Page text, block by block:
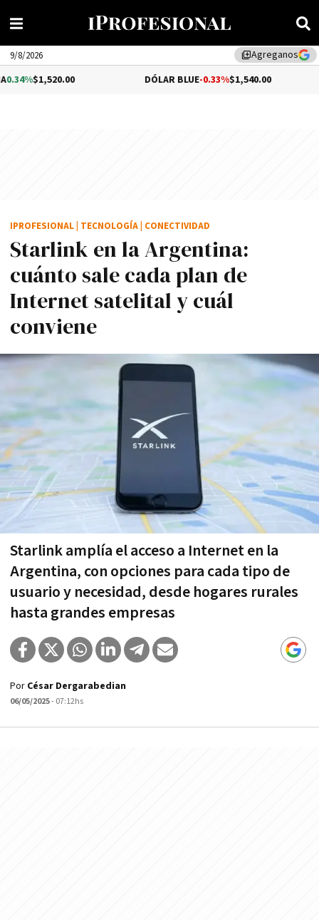
library_addAgreganos
9/8/2026
-0.33%$1,540.00
Starlink en la Argentina:
cuánto sale cada plan de
Internet satelital y cuál
conviene
Starlink amplía el acceso a Internet en la
Argentina, con opciones para cada tipo de
usuario y necesidad, desde hogares rurales
hasta grandes empresas
IPROFESIONAL TECNOLOGÍA CONECTIVIDAD
Por César Dergarabedian
06/05/2025- 07:12hs